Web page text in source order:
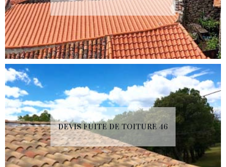
DEVIS FUITE DE TOITURE 46